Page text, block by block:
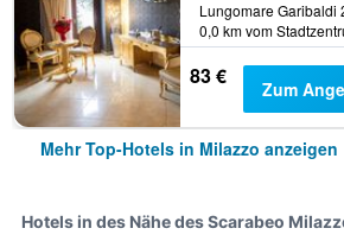
0,0 km vom
83 € Zum
Mehr Top-Hotels in Milazzo anzeigen
Hotels in des Nähe des Scarabeo